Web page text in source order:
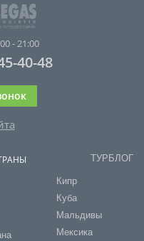
- 21:00
40-48
ТУРБЛОГ
Кипр
Куба
Мальдивы
Мексика